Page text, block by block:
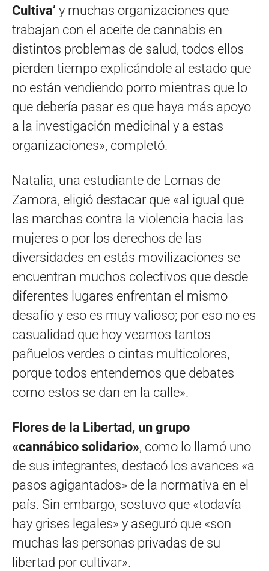
Cultiva’ y muchas organizaciones que
trabajan con el aceite de cannabis en
distintos problemas de salud, todos ellos
pierden tiempo explicándole al estado que
no están vendiendo porro mientras que lo
que debería pasar es que haya más apoyo
a la investigación medicinal y a estas
organizaciones», completó.
Natalia, una estudiante de Lomas de
Zamora, eligió destacar que «al igual que
las marchas contra la violencia hacia las
mujeres o por los derechos de las
diversidades en estás movilizaciones se
encuentran muchos colectivos que desde
diferentes lugares enfrentan el mismo
desafío y eso es muy valioso; por eso no es
casualidad que hoy veamos tantos
pañuelos verdes o cintas multicolores,
porque todos entendemos que debates
como estos se dan en la calle».
Flores de la Libertad, un grupo
«cannábico solidario», como lo llamó uno
de sus integrantes, destacó los avances «a
pasos agigantados» de la normativa en el
país. Sin embargo, sostuvo que «todavía
hay grises legales» y aseguró que «son
muchas las personas privadas de su
libertad por cultivar».